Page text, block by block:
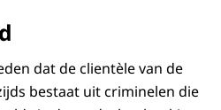
dat de clientèle van de
bestaat uit criminelen die